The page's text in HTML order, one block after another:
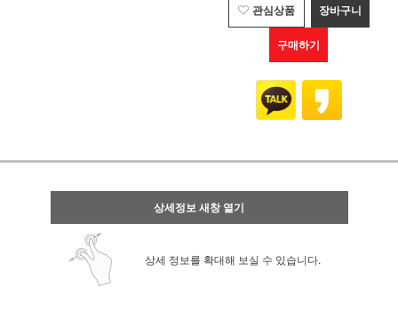
관심상품 장바구니
구매하기
상세정보 새창 열기
상세 정보를 확대해 보실 수 있습니다.